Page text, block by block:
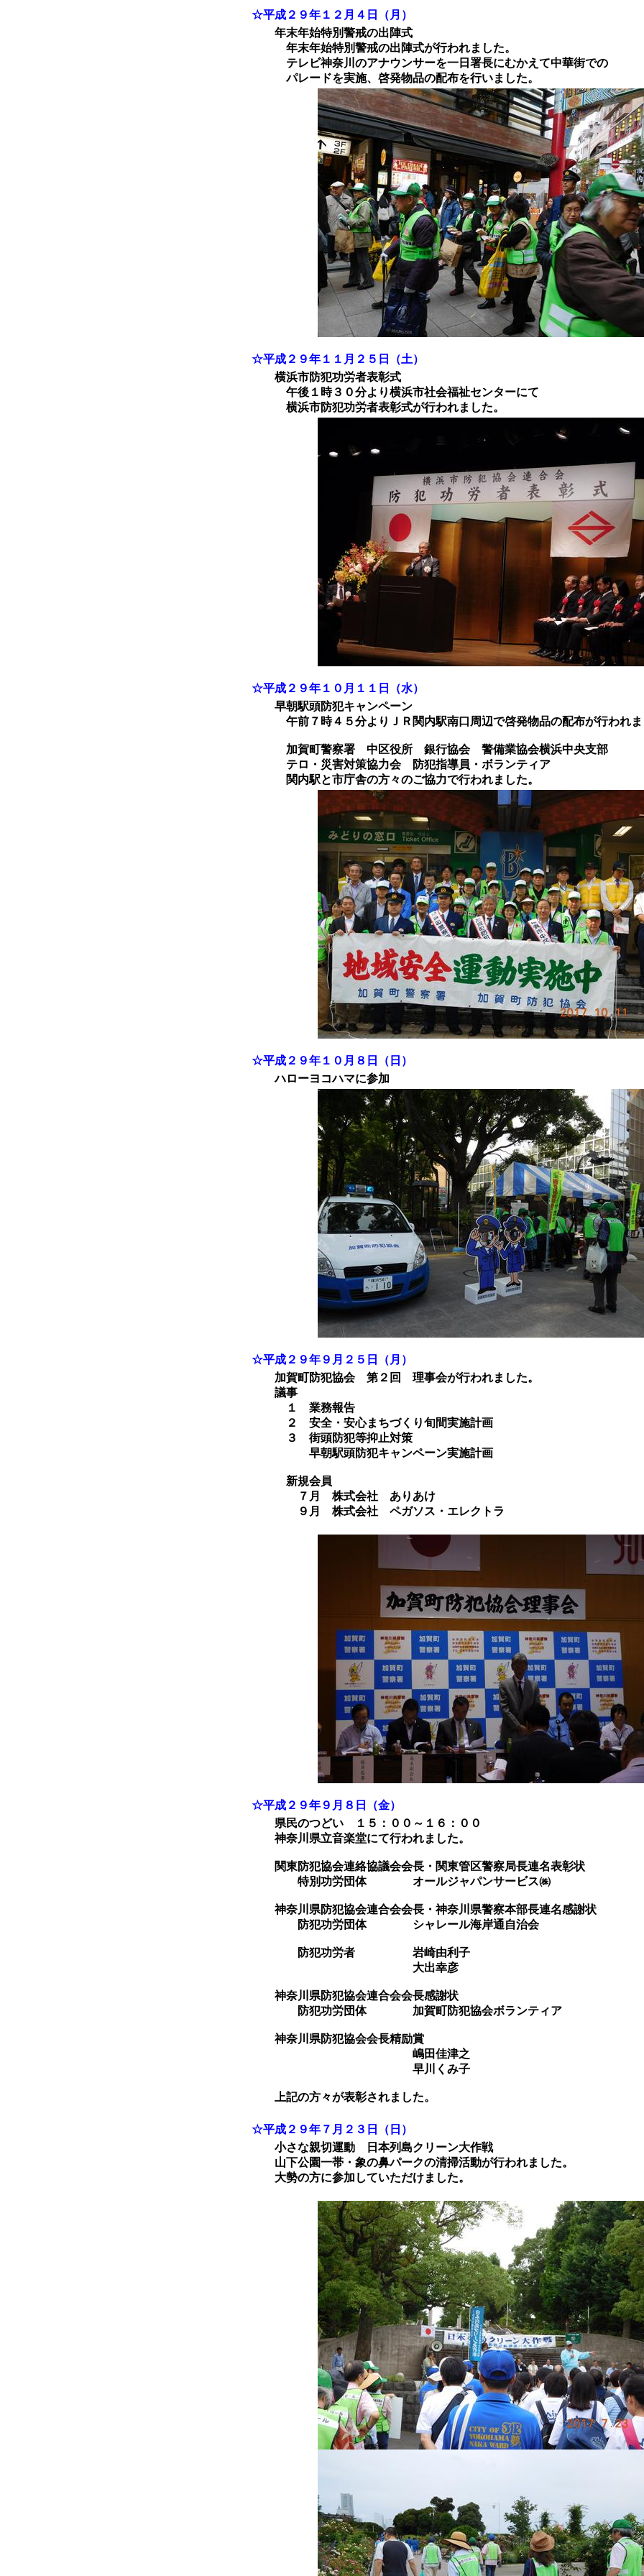
☆平成２９年１２月４日（月）
年末年始特別警戒の出陣式
年末年始特別警戒の出陣式が行われました。
テレビ神奈川のアナウンサーを一日署長にむかえて中華街での
パレードを実施、啓発物品の配布を行いました。
☆平成２９年１１月２５日（土）
横浜市防犯功労者表彰式
午後１時３０分より横浜市社会福祉センターにて
横浜市防犯功労者表彰式が行われました。
☆平成２９年１０月１１日（水）
早朝駅頭防犯キャンペーン
午前７時４５分よりＪＲ関内駅南口周辺で啓発物品の配布が行われま
加賀町警察署 中区役所 銀行協会 警備業協会横浜中央支部
テロ・災害対策協力会 防犯指導員・ボランティア
関内駅と市庁舎の方々のご協力で行われました。
☆平成２９年１０月８日（日）
ハローヨコハマに参加
☆平成２９年９月２５日（月）
加賀町防犯協会 第２回 理事会が行われました。
議事
１ 業務報告
２ 安全・安心まちづくり旬間実施計画
３ 街頭防犯等抑止対策
早朝駅頭防犯キャンペーン実施計画
新規会員
７月 株式会社 ありあけ
９月 株式会社 ペガソス・エレクトラ
☆平成２９年９月８日（金）
県民のつどい １５：００～１６：００
神奈川県立音楽堂にて行われました。
関東防犯協会連絡協議会会長・関東管区警察局長連名表彰状
特別功労団体 オールジャパンサービス㈱
神奈川県防犯協会連合会会長・神奈川県警察本部長連名感謝状
防犯功労団体 シャレール海岸通自治会
防犯功労者 岩崎由利子
大出幸彦
神奈川県防犯協会連合会会長感謝状
防犯功労団体 加賀町防犯協会ボランティア
神奈川県防犯協会会長精励賞
嶋田佳津之
早川くみ子
上記の方々が表彰されました。
☆平成２９年７月２３日（日）
小さな親切運動 日本列島クリーン大作戦
山下公園一帯・象の鼻パークの清掃活動が行われました。
大勢の方に参加していただけました。